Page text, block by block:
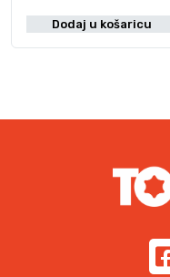
Dodaj u košaricu